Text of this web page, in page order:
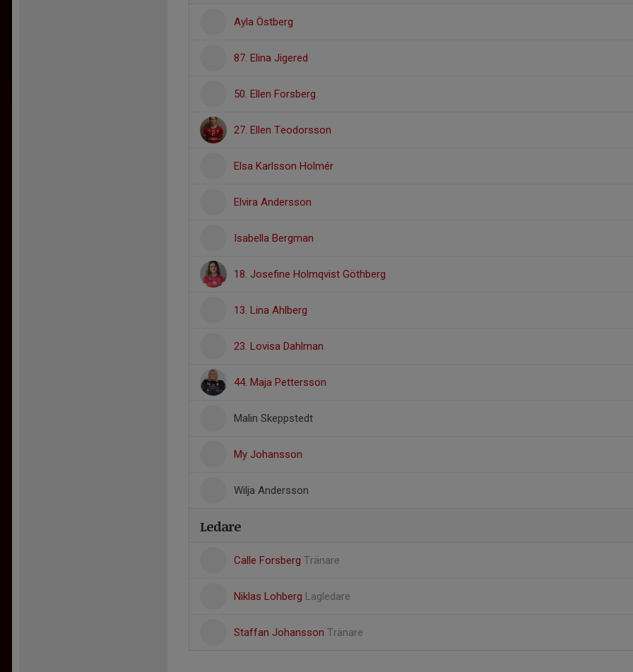
Ayla Östberg
87. Elina Jigered
50. Ellen Forsberg
27. Ellen Teodorsson
Elsa Karlsson Holmér
Elvira Andersson
Isabella Bergman
18. Josefine Holmqvist Göthberg
13. Lina Ahlberg
23. Lovisa Dahlman
44. Maja Pettersson
Malin Skeppstedt
My Johansson
Wilja Andersson
Ledare
Calle Forsberg Tränare
Niklas Lohberg Lagledare
Staffan Johansson Tränare